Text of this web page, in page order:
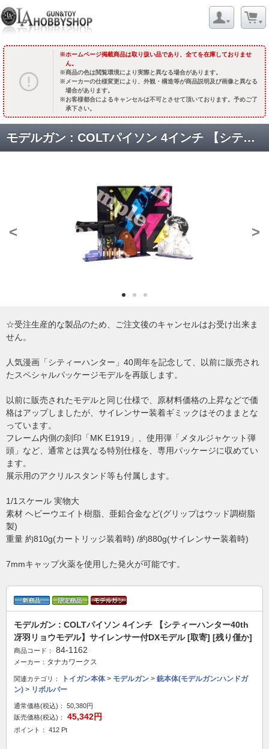
ホームページ掲載商品は取り扱い品であり、全てを在庫しておりませ
ん。
商品の色は閲覧環境により実際と異なる場合があります。
メーカーの仕様変更により、外観・構造等が商品説明及び画像と異なる
場合があります。
お客様都合によるキャンセルは不可とさせて頂いております。予めご了
承下さい。
モデルガン : COLTパイソン 4インチ 【シティーハンター40th 冴羽リョウモデル】サイレンサー付DXモデル [取寄] [残り僅か]
< >
☆受注生産的な製品のため、ご注文後のキャンセルはお受け出来ま
せん。
人気漫画「シティーハンター」40周年を記念して、以前に販売され
たスペシャルパッケージモデルを再販します。
以前に販売されたモデルと同じ仕様で、原材料価格の上昇などで価
格はアップしましたが、サイレンサー装着ギミックはそのままとな
っています。
フレーム内側の刻印「MK E1919」、使用弾「メタルジャケット弾
頭」など、通常とは異なる特別仕様を、専用パッケージに収めてい
ます。
展示用のアクリルスタンド等も付属します。
1/1スケール 実物大
素材 ヘビーウエイト樹脂、亜鉛合金など(グリップはウッド調樹脂
製)
重量 約810g(カートリッジ装着時) /約880g(サイレンサー装着時)
7mmキャップ火薬を使用した発火が可能です。
モデルガン : COLTパイソン 4インチ 【シティーハンター40th
冴羽リョウモデル】サイレンサー付DXモデル [取寄] [残り僅か]
商品コード： 84-1162
メーカー： タナカワークス
関連カテゴリ： トイガン本体> モデルガン > 銃本体(モデルガン:ハンドガ
ン) > リボルバー
通常価格(税込)：
50,380円
販売価格(税込)：
45,342円
ポイント： 412 Pt